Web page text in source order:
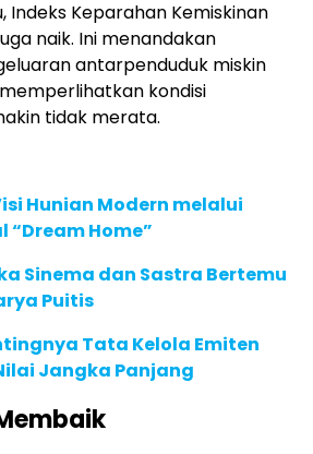
Indeks Keparahan Kemiskinan
naik. Ini menandakan
antarpenduduk miskin
kondisi
tidak merata.
Hunian Modern melalui
“Dream Home”
Sinema dan Sastra Bertemu
Puitis
Tata Kelola Emiten
Jangka Panjang